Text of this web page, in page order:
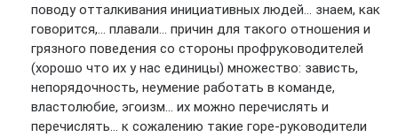
поводу отталкивания инициативных людей... знаем, как
говорится,... плавали... причин для такого отношения и
грязного поведения со стороны профруководителей
(хорошо что их у нас единицы) множество: зависть,
непорядочность, неумение работать в команде,
властолюбие, эгоизм... их можно перечислять и
перечислять... к сожалению такие горе-руководители